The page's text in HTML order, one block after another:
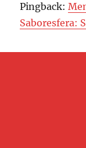
Pingback:
Saboresfera: